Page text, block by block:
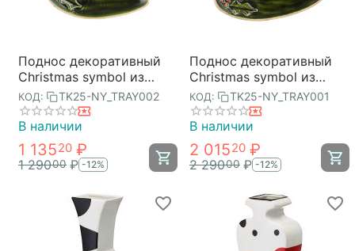
Поднос декоративный
Christmas symbol из
коллекции New Year
Essential, 15 см, Tkano
КОД: TK25-NY_TRAY002
В наличии
1 13520 ₽
1 29000 ₽ -12%
Поднос декоративный
Christmas symbol из
коллекции New Year
Essential, 30 см, Tkano
КОД: TK25-NY_TRAY001
В наличии
2 01520 ₽
2 29000 ₽ -12%